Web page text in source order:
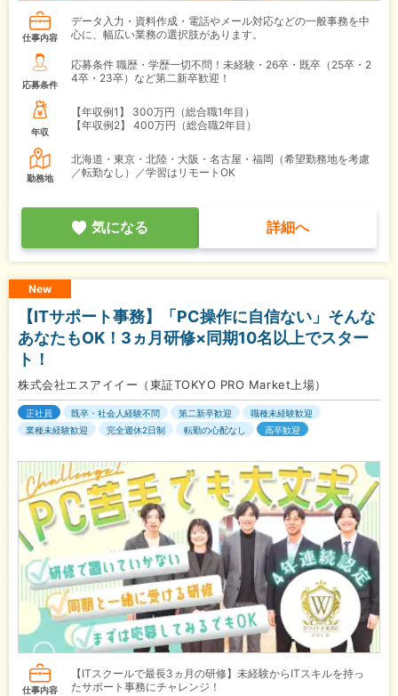
仕事内容
データ入力・資料作成・電話やメール対応などの一般事務を中
心に、幅広い業務の選択肢があります。
応募条件
応募条件 職歴・学歴一切不問！未経験・26卒・既卒（25卒・2
4卒・23卒）など第二新卒歓迎！
年収
【年収例1】
300万円（総合職1年目）
【年収例2】
400万円（総合職2年目）
勤務地
北海道・東京・北陸・大阪・名古屋・福岡（希望勤務地を考慮
／転勤なし）／学習はリモートOK
気になる 詳細へ
New
【ITサポート事務】「PC操作に自信ない」そんな
あなたもOK！3ヵ月研修×同期10名以上でスター
ト！
株式会社エスアイイー（東証TOKYO PRO Market上場）
正社員 既卒・社会人経験不問 第二新卒歓迎
職種未経験歓迎
業種未経験歓迎
完全週休2日制 転勤の心配なし 高卒歓迎
仕事内容
【ITスクールで最長3ヵ月の研修】未経験からITスキルを持っ
たサポート事務にチャレンジ！